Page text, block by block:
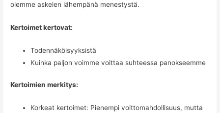
olemme askelen lähempänä menestystä.
Kertoimet kertovat:
Todennäköisyyksistä
Kuinka paljon voimme voittaa suhteessa panokseemme
Kertoimien merkitys:
Korkeat kertoimet: Pienempi voittomahdollisuus, mutta